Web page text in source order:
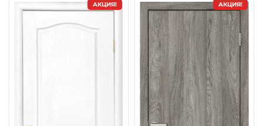
АКЦИЯ! АКЦИЯ!